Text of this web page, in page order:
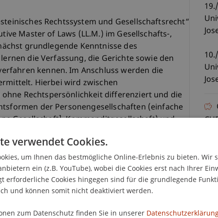
Rechtssystem und Gesellschaftsrecht“
Master of Laws (LL.M.) im Gesellschafts-,
grundlegende Kenntnisse des
die Verfassung, die Gerichte sowie den
kennen. Im Anschluss werden die
Hierbei wird zwischen
Rechtspersönlichkeit differenziert und die
der Personengesellschaften (einfache
Gesellschaft], Kommanditgesellschaft) und
kennen.
der gängigen Kapitalgesellschaften ausführlich
Gesellschaftsformen stehen – jeweils
– ebenso auf dem Lehrplan.
vertieft und in die praktische Arbeit
verwendet Cookies.
um Ihnen das bestmögliche Online-Erlebnis zu bieten. Wir
ein (z.B. YouTube), wobei die Cookies erst nach Ihrer
erforderliche Cookies hingegen sind für die grundlegende
und können somit nicht deaktiviert werden.
zum Datenschutz finden Sie in unserer